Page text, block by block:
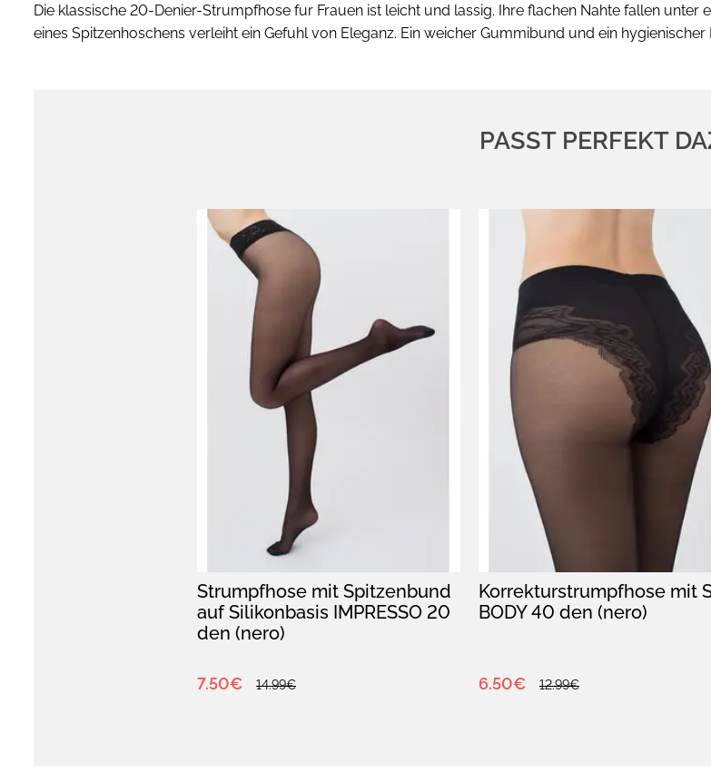
Die klassische 20-Denier-Strumpfhose fur Frauen ist leicht und lassig. Ihre flachen Nahte fallen
eines Spitzenhoschens verleiht ein Gefuhl von Eleganz. Ein weicher Gummibund und ein
PASST PERFEKT
Strumpfhose mit Spitzenbund
auf Silikonbasis IMPRESSO 20
den (nero)
7.50€ 14.99€
Korrekturstrumpfhose mit
BODY 40 den (nero)
6.50€ 12.99€